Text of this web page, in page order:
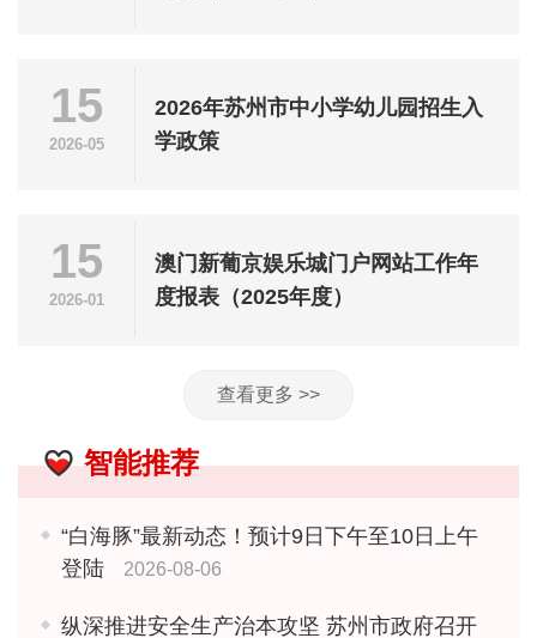
15
2026-05
2026年苏州市中小学幼儿园招生入
学政策
15
2026-01
澳门新葡京娱乐城门户网站工作年
度报表（2025年度）
查看更多 >>
智能推荐
“白海豚”最新动态！预计9日下午至10日上午
登陆
2026-08-06
纵深推进安全生产治本攻坚 苏州市政府召开